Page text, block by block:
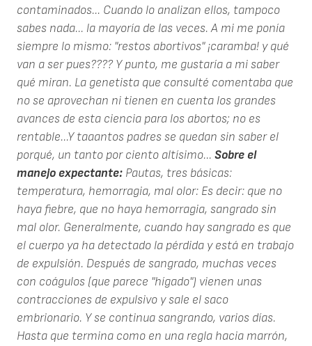
contaminados... Cuando lo analizan ellos, tampoco
sabes nada... la mayoría de las veces. A mi me ponía
siempre lo mismo: "restos abortivos" ¡caramba! y qué
van a ser pues???? Y punto, me gustaría a mi saber
qué miran. La genetista que consulté comentaba que
no se aprovechan ni tienen en cuenta los grandes
avances de esta ciencia para los abortos; no es
rentable...Y taaantos padres se quedan sin saber el
porqué, un tanto por ciento altísimo... Sobre el
manejo expectante: Pautas, tres básicas:
temperatura, hemorragia, mal olor: Es decir: que no
haya fiebre, que no haya hemorragia, sangrado sin
mal olor. Generalmente, cuando hay sangrado es que
el cuerpo ya ha detectado la pérdida y está en trabajo
de expulsión. Después de sangrado, muchas veces
con coágulos (que parece "hígado") vienen unas
contracciones de expulsivo y sale el saco
embrionario. Y se continua sangrando, varios días.
Hasta que termina como en una regla hacia marrón,